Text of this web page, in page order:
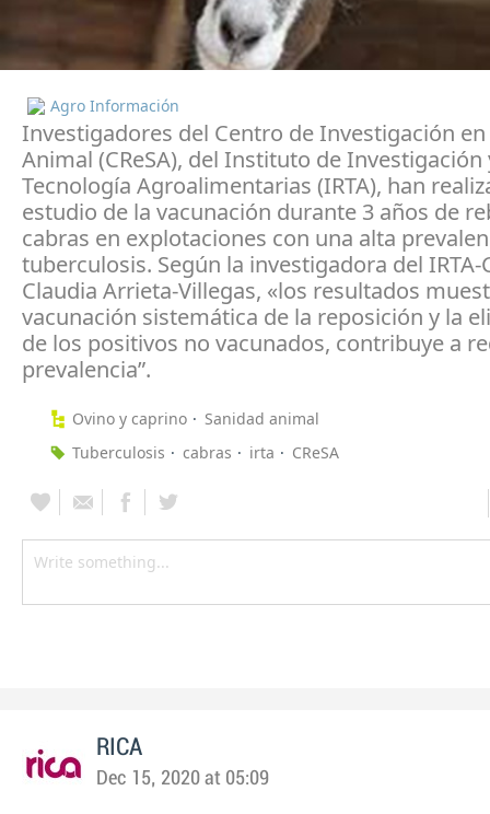
Agro Información
Investigadores del Centro de Investigación en
Animal (CReSA), del Instituto de Investigación
Tecnología Agroalimentarias (IRTA), han
estudio de la vacunación durante 3 años de
cabras en explotaciones con una alta
tuberculosis. Según la investigadora del IRTA-
Claudia Arrieta-Villegas, «los resultados
vacunación sistemática de la reposición y la
de los positivos no vacunados, contribuye a
prevalencia”.
Ovino y caprino
Sanidad animal
Tuberculosis
cabras irta CReSA
RICA
Dec 15, 2020 at 05:09